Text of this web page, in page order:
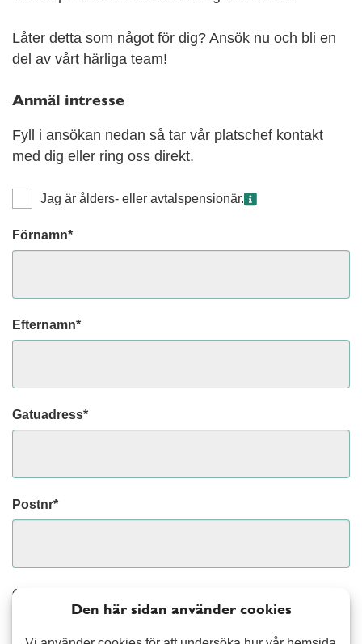
Låter detta som något för dig? Ansök nu och bli en
del av vårt härliga team!
Anmäl intresse
Fyll i ansökan nedan så tar vår platschef kontakt
med dig eller ring oss direkt.
Jag är ålders- eller avtalspensionär.
Förnamn*
Efternamn*
Gatuadress*
Postnr*
Ort*
Den här sidan använder cookies